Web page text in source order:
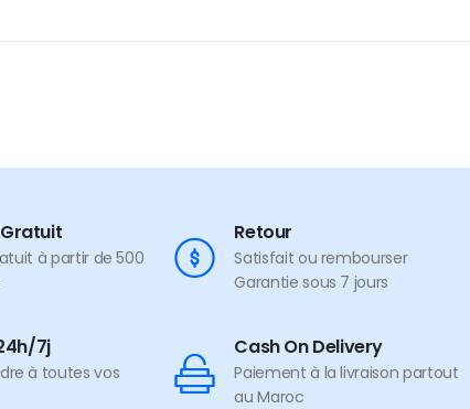
à partir de 500
Retour
Satisfait ou rembourser
Garantie sous 7 jours
7j
à toutes vos
Cash On Delivery
Paiement à la livraison partout
au Maroc